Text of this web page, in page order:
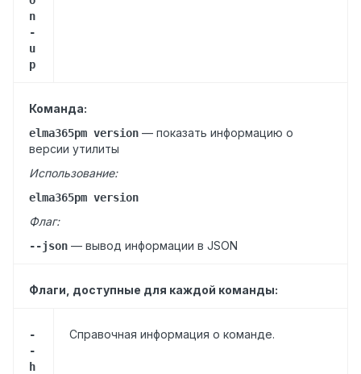
n
-
u
p
Команда:
elma365pm version — показать информацию о
версии утилиты
Использование:
elma365pm version
Флаг:
--json — вывод информации в JSON
Флаги, доступные для каждой команды:
-
-
h
Справочная информация о команде.